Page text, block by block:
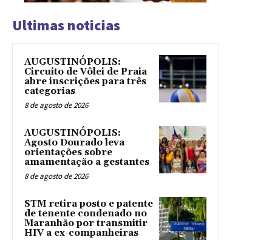
Ultimas noticias
AUGUSTINÓPOLIS:
Circuito de Vôlei de Praia
abre inscrições para três
categorias
8 de agosto de 2026
AUGUSTINÓPOLIS:
Agosto Dourado leva
orientações sobre
amamentação a gestantes
8 de agosto de 2026
STM retira posto e patente
de tenente condenado no
Maranhão por transmitir
HIV a ex-companheiras